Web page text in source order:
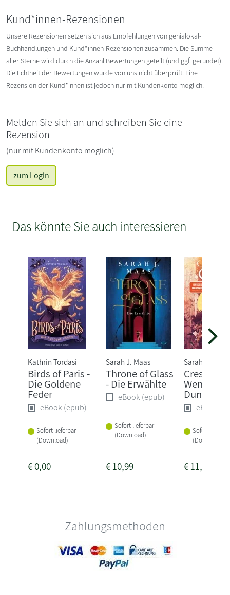
Kund*innen-Rezensionen
Unsere Rezensionen setzen sich aus Empfehlungen von genialokal-
Buchhandlungen und Kund*innen-Rezensionen zusammen. Die Summe
aller Sterne wird durch die Anzahl Bewertungen geteilt (und ggf. gerundet).
Die Echtheit der Bewertungen wurde von uns nicht überprüft. Eine
Rezension der Kund*innen ist jedoch nur mit Kundenkonto möglich.
Melden Sie sich an und schreiben Sie eine
Rezension
(nur mit Kundenkonto möglich)
zum Login
Das könnte Sie auch interessieren
Kathrin Tordasi
Birds of Paris -
Die Goldene
Feder
eBook (epub)
Sofort lieferbar
(Download)
€0,00
Sarah J. Maas
Throne of Glass
- Die Erwählte
eBook (epub)
Sofort lieferbar
(Download)
€10,99
Sarah J. Maas
Crescent
Wenn das
Dunkel
eBook
Sofort
(Download)
€11,99
Zahlungsmethoden